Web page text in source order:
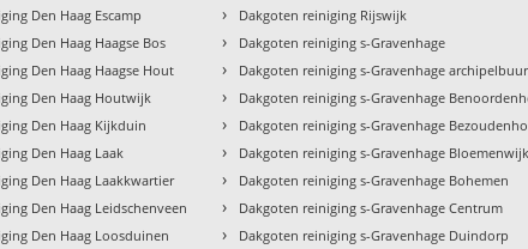
Den Haag Escamp
Den Haag Haagse Bos
Den Haag Haagse Hout
Den Haag Houtwijk
Den Haag Kijkduin
Den Haag Laak
Den Haag Laakkwartier
Den Haag Leidschenveen
Den Haag Loosduinen
› Dakgoten reiniging Rijswijk
› Dakgoten reiniging s-Gravenhage
› Dakgoten reiniging s-Gravenhage
› Dakgoten reiniging s-Gravenhage
› Dakgoten reiniging s-Gravenhage
› Dakgoten reiniging s-Gravenhage Bloemenwijk
› Dakgoten reiniging s-Gravenhage Bohemen
› Dakgoten reiniging s-Gravenhage Centrum
› Dakgoten reiniging s-Gravenhage Duindorp